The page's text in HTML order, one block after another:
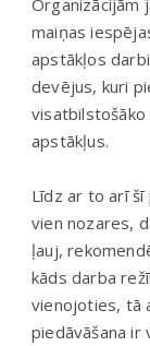
maiņas
apstākļos
devējus, kuri
visatbilstošāko
apstākļus.
Līdz ar to arī
vien nozares,
ļauj,
kāds darba
vienojoties, tā
piedāvāšana ir